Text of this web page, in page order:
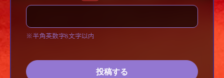
※半角英数字8文字以内
投稿する